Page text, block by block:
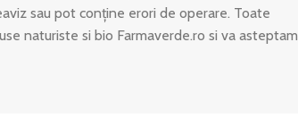
sau pot conține erori de operare. Toate
naturiste si bio Farmaverde.ro si va asteptam